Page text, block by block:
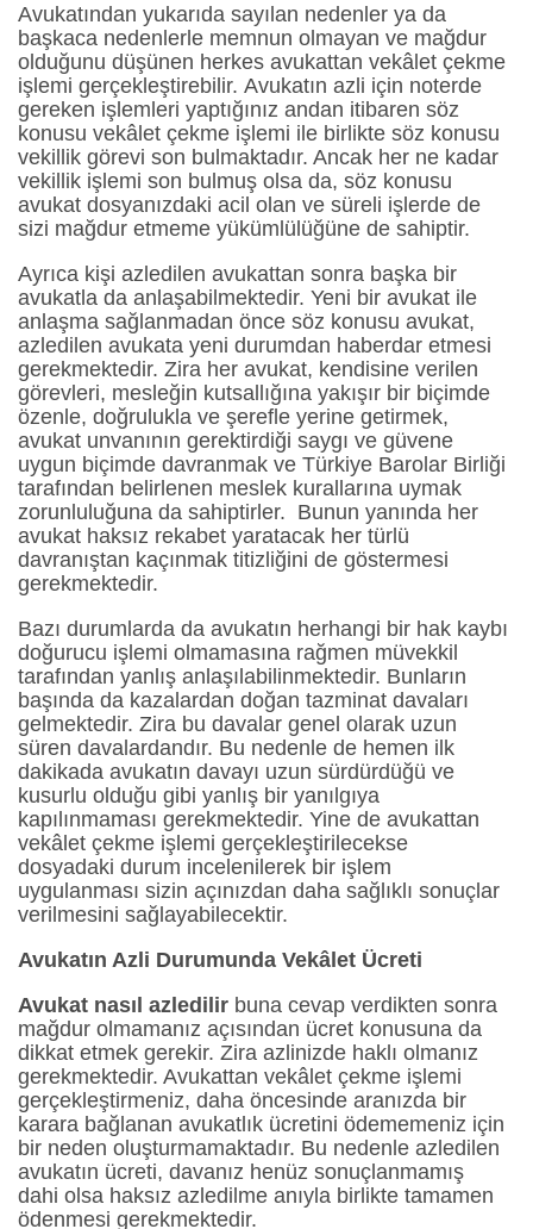
Avukatından yukarıda sayılan nedenler ya da
başkaca nedenlerle memnun olmayan ve mağdur
olduğunu düşünen herkes avukattan vekâlet çekme
işlemi gerçekleştirebilir. Avukatın azli için noterde
gereken işlemleri yaptığınız andan itibaren söz
konusu vekâlet çekme işlemi ile birlikte söz konusu
vekillik görevi son bulmaktadır. Ancak her ne kadar
vekillik işlemi son bulmuş olsa da, söz konusu
avukat dosyanızdaki acil olan ve süreli işlerde de
sizi mağdur etmeme yükümlülüğüne de sahiptir.
Ayrıca kişi azledilen avukattan sonra başka bir
avukatla da anlaşabilmektedir. Yeni bir avukat ile
anlaşma sağlanmadan önce söz konusu avukat,
azledilen avukata yeni durumdan haberdar etmesi
gerekmektedir. Zira her avukat, kendisine verilen
görevleri, mesleğin kutsallığına yakışır bir biçimde
özenle, doğrulukla ve şerefle yerine getirmek,
avukat unvanının gerektirdiği saygı ve güvene
uygun biçimde davranmak ve Türkiye Barolar Birliği
tarafından belirlenen meslek kurallarına uymak
zorunluluğuna da sahiptirler. Bunun yanında her
avukat haksız rekabet yaratacak her türlü
davranıştan kaçınmak titizliğini de göstermesi
gerekmektedir.
Bazı durumlarda da avukatın herhangi bir hak kaybı
doğurucu işlemi olmamasına rağmen müvekkil
tarafından yanlış anlaşılabilinmektedir. Bunların
başında da kazalardan doğan tazminat davaları
gelmektedir. Zira bu davalar genel olarak uzun
süren davalardandır. Bu nedenle de hemen ilk
dakikada avukatın davayı uzun sürdürdüğü ve
kusurlu olduğu gibi yanlış bir yanılgıya
kapılınmaması gerekmektedir. Yine de avukattan
vekâlet çekme işlemi gerçekleştirilecekse
dosyadaki durum incelenilerek bir işlem
uygulanması sizin açınızdan daha sağlıklı sonuçlar
verilmesini sağlayabilecektir.
Avukatın Azli Durumunda Vekâlet Ücreti
Avukat nasıl azledilir buna cevap verdikten sonra
mağdur olmamanız açısından ücret konusuna da
dikkat etmek gerekir. Zira azlinizde haklı olmanız
gerekmektedir. Avukattan vekâlet çekme işlemi
gerçekleştirmeniz, daha öncesinde aranızda bir
karara bağlanan avukatlık ücretini ödememeniz için
bir neden oluşturmamaktadır. Bu nedenle azledilen
avukatın ücreti, davanız henüz sonuçlanmamış
dahi olsa haksız azledilme anıyla birlikte tamamen
ödenmesi gerekmektedir.